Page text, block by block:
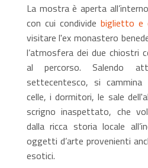
La mostra è aperta
con cui condivide biglietto e
visitare l'ex monastero
l’atmosfera dei due chiostri
al percorso. Salendo
settecentesco, si
celle, i dormitori, le sale
scrigno inaspettato, che
dalla ricca storia locale
oggetti d’arte provenienti
esotici.